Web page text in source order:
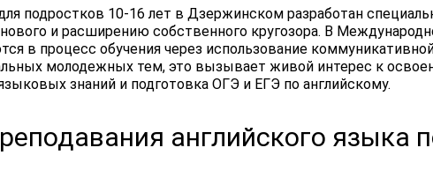
для подростков 10-16 лет в Дзержинском разработан
и расширению собственного кругозора. В
в процесс обучения через использование
молодежных тем, это вызывает живой интерес к
знаний и подготовка ОГЭ и ЕГЭ по английскому.
английского языка